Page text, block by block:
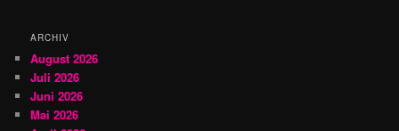
ARCHIV
August 2026
Juli 2026
Juni 2026
Mai 2026